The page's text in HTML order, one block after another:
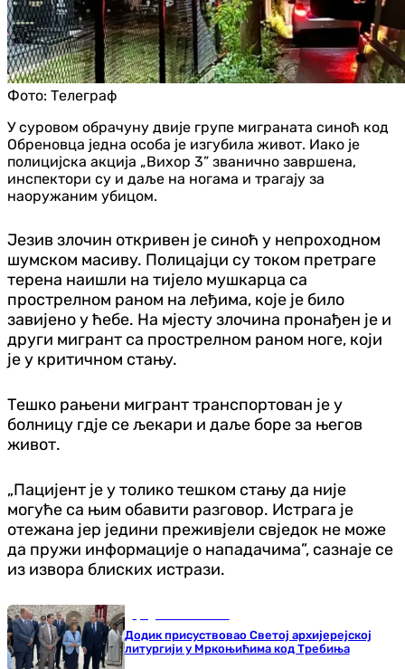
Фото: Телеграф
У суровом обрачуну двије групе миграната синоћ код
Обреновца једна особа је изгубила живот. Иако је
полицијска акција „Вихор 3” званично завршена,
инспектори су и даље на ногама и трагају за
наоружаним убицом.
Језив злочин откривен је синоћ у непроходном
шумском масиву. Полицајци су током претраге
терена наишли на тијело мушкарца са
прострелном раном на леђима, које је било
завијено у ћебе. На мјесту злочина пронађен је и
други мигрант са прострелном раном ноге, који
је у критичном стању.
Тешко рањени мигрант транспортован је у
болницу гдје се љекари и даље боре за његов
живот.
„Пацијент је у толико тешком стању да није
могуће са њим обавити разговор. Истрага је
отежана јер једини преживјели свједок не може
да пружи информације о нападачима”, сазнаје се
из извора блиских истрази.
Додик присуствовао Светој архијерејској
литургији у Мркоњићима код Требиња